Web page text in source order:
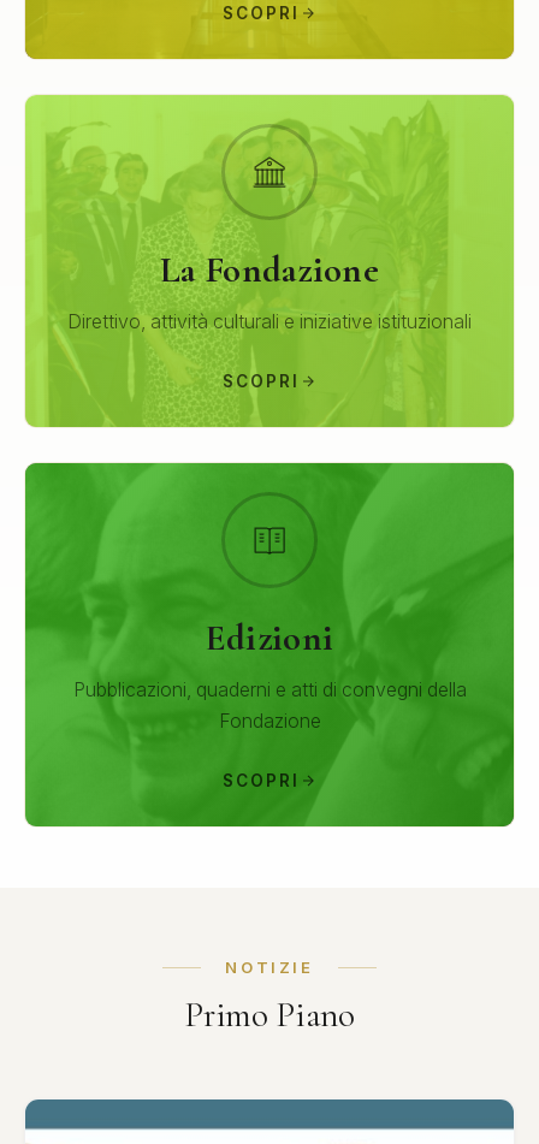
SCOPRI
La Fondazione
Direttivo, attività culturali e iniziative istituzionali
SCOPRI
Edizioni
Pubblicazioni, quaderni e atti di convegni della
Fondazione
SCOPRI
NOTIZIE
Primo Piano